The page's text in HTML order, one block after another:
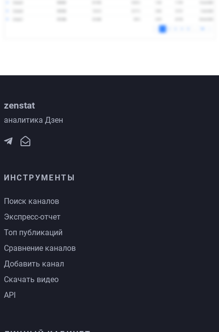
zenstat
аналитика Дзен
ИНСТРУМЕНТЫ
Поиск каналов
Экспресс-отчет
Топ публикаций
Сравнение каналов
Добавить канал
Скачать видео
API